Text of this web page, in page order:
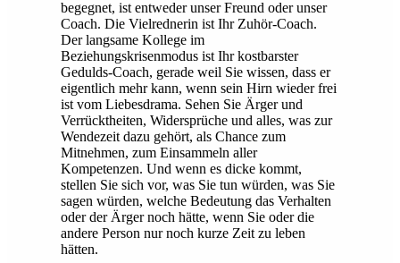
begegnet, ist entweder unser Freund oder unser
Coach. Die Vielrednerin ist Ihr Zuhör-Coach.
Der langsame Kollege im
Beziehungskrisenmodus ist Ihr kostbarster
Gedulds-Coach, gerade weil Sie wissen, dass er
eigentlich mehr kann, wenn sein Hirn wieder frei
ist vom Liebesdrama. Sehen Sie Ärger und
Verrücktheiten, Widersprüche und alles, was zur
Wendezeit dazu gehört, als Chance zum
Mitnehmen, zum Einsammeln aller
Kompetenzen. Und wenn es dicke kommt,
stellen Sie sich vor, was Sie tun würden, was Sie
sagen würden, welche Bedeutung das Verhalten
oder der Ärger noch hätte, wenn Sie oder die
andere Person nur noch kurze Zeit zu leben
hätten.